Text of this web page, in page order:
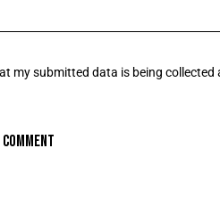
my submitted data is beingcollected